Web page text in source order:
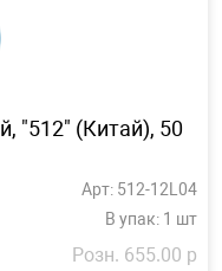
"512" (Китай), 50
Арт: 512-12L04
В упак: 1 шт
Розн. 655.00 р